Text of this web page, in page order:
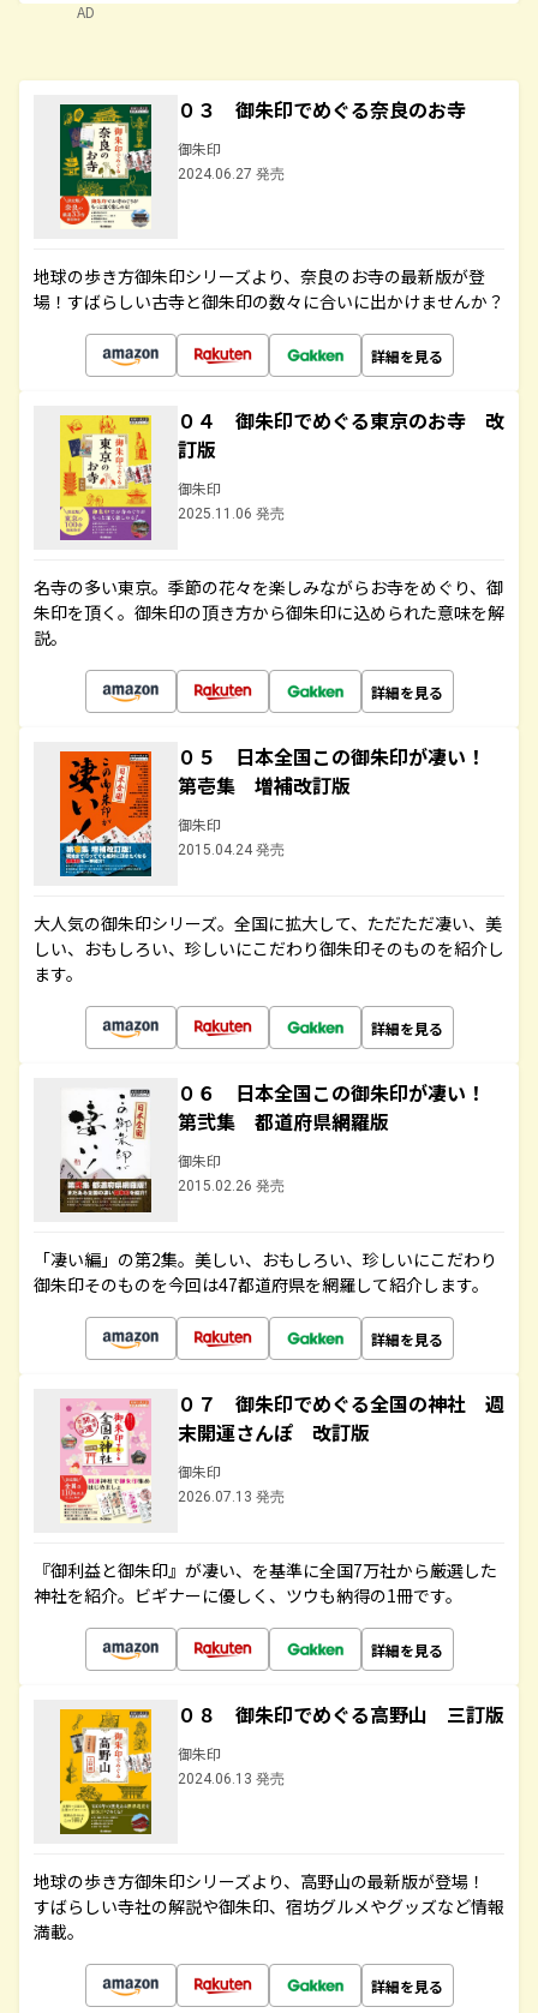
AD
０３ 御朱印でめぐる奈良のお寺
御朱印
2024.06.27 発売
地球の歩き方御朱印シリーズより、奈良のお寺の最新版が登
場！すばらしい古寺と御朱印の数々に合いに出かけませんか？
詳細を見る
０４ 御朱印でめぐる東京のお寺 改
訂版
御朱印
2025.11.06 発売
名寺の多い東京。季節の花々を楽しみながらお寺をめぐり、御
朱印を頂く。御朱印の頂き方から御朱印に込められた意味を解
説。
詳細を見る
０５ 日本全国この御朱印が凄い！
第壱集 増補改訂版
御朱印
2015.04.24 発売
大人気の御朱印シリーズ。全国に拡大して、ただただ凄い、美
しい、おもしろい、珍しいにこだわり御朱印そのものを紹介し
ます。
詳細を見る
０６ 日本全国この御朱印が凄い！
第弐集 都道府県網羅版
御朱印
2015.02.26 発売
「凄い編」の第2集。美しい、おもしろい、珍しいにこだわり
御朱印そのものを今回は47都道府県を網羅して紹介します。
詳細を見る
０７ 御朱印でめぐる全国の神社 週
末開運さんぽ 改訂版
御朱印
2026.07.13 発売
『御利益と御朱印』が凄い、を基準に全国7万社から厳選した
神社を紹介。ビギナーに優しく、ツウも納得の1冊です。
詳細を見る
０８ 御朱印でめぐる高野山 三訂版
御朱印
2024.06.13 発売
地球の歩き方御朱印シリーズより、高野山の最新版が登場！
すばらしい寺社の解説や御朱印、宿坊グルメやグッズなど情報
満載。
詳細を見る